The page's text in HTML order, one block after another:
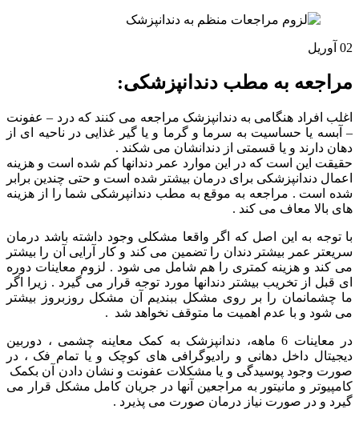
02 آوریل
مراجعه به مطب دندانپزشکی:
اغلب افراد هنگامی به دندانپزشک مراجعه می کنند که درد – عفونت
– آبسه یا حساسیت به سرما و ‏گرما و یا گیر غذایی در ناحیه ای از
دهان دارند و یا قسمتی از دندانشان می شکند .
حقیقت این است که در این موارد عمر دندانها کم شده است و هزینه
اعمال دندانپزشکی برای درمان ‏بیشتر شده است ‏و حتی چندین برابر
شده است . مراجعه به موقع به مطب دندانپرشکی شما را از هزینه
های بالا معاف می کند .
با توجه به این اصل که اگر واقعا مشکلی وجود داشته باشد درمان
سریعتر عمر بیشتر دندان را ‏تضمین می کند و کار آرایی آن را بیشتر
می کند و هزینه کمتری را هم شامل می شود . لزوم معاینات ‏دوره
ای قبل از تخریب بیشتر دندانها مورد توجه قرار می گیرد . زیرا اگر
ما چشمانمان را بر روی ‏مشکل ببندیم آن مشکل روزبروز بیشتر
می شود و با عدم اهمیت ما متوقف نخواهد شد ‏‏ ‏.
در معاینات 6 ماهه، دندانپزشک به کمک معاینه چشمی ، دوربین
دیجیتال داخل دهانی و رادیوگرافی ‏های کوچک و یا تمام فک ، در
صورت وجود پوسیدگی و یا مشکلات عفونت و نشان دادن آن بکمک ‏‏
کامپیوتر و مانیتور به مراجعین آنها در جریان کامل مشکل قرار می
گیرد و در صورت نیاز درمان صورت می پذیرد ‏.